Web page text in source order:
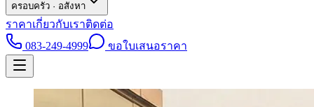
ครอบครัว · อสังหา
ราคาเกี่ยวกับเราติดต่อ
083-249-4999
ขอใบเสนอราคา